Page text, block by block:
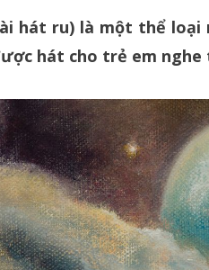
hát ru) là một thể loại
hát cho trẻ em nghe